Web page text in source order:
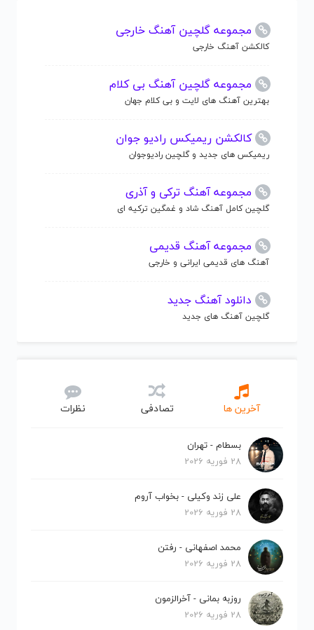
مجموعه گلچین آهنگ خارجی
کالکشن آهنگ خارجی
مجموعه گلچین آهنگ بی کلام
بهترین آهنگ های لایت و بی کلام جهان
کالکشن ریمیکس رادیو جوان
ریمیکس های جدید و گلچین رادیوجوان
مجموعه آهنگ ترکی و آذری
گلچین کامل آهنگ شاد و غمگین ترکیه ای
مجموعه آهنگ قدیمی
آهنگ های قدیمی ایرانی و خارجی
دانلود آهنگ جدید
گلچین آهنگ های جدید
آخرین ها تصادفی نظرات
بسطام - تهران
28 فوریه 2026
علی زند وکیلی - بخواب آروم
28 فوریه 2026
محمد اصفهانی - رفتن
28 فوریه 2026
روزبه بمانی - آخرالزمون
28 فوریه 2026